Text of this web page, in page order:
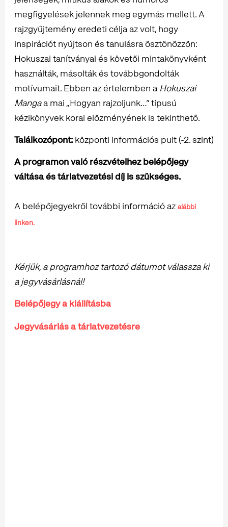
megfigyelések jelennek meg egymás mellett. A
rajzgyűjtemény eredeti célja az volt, hogy
inspirációt nyújtson és tanulásra ösztönözzön:
Hokuszai tanítványai és követői mintakönyvként
használták, másolták és továbbgondolták
motívumait. Ebben az értelemben aHokuszai
Mangaa mai „Hogyan rajzoljunk…” típusú
kézikönyvek korai előzményének is tekinthető.
Találkozópont: központi információs pult (-2. szint)
A programon való részvételhez belépőjegy
váltása és tárlatvezetési díj is szükséges.
A belépőjegyekről további információ az alábbi
linken.
Kérjük, a programhoz tartozó dátumot válassza ki
a jegyvásárlásnál!
Belépőjegy a kiállításba
Jegyvásárlás a tárlatvezetésre